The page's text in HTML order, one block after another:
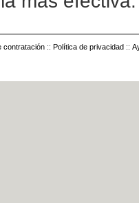
contratación :: Política de privacidad ::